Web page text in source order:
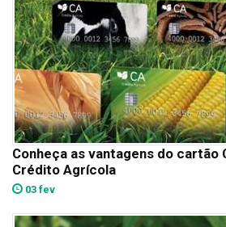
Conheça as vantagens do cartão
Crédito Agrícola
03 fev